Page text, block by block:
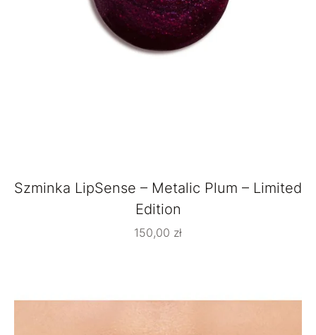
Szminka LipSense – Metalic Plum – Limited
Edition
150,00 zł